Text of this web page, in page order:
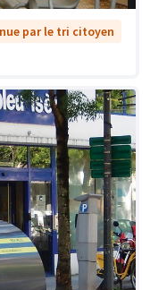
par le tri citoyen